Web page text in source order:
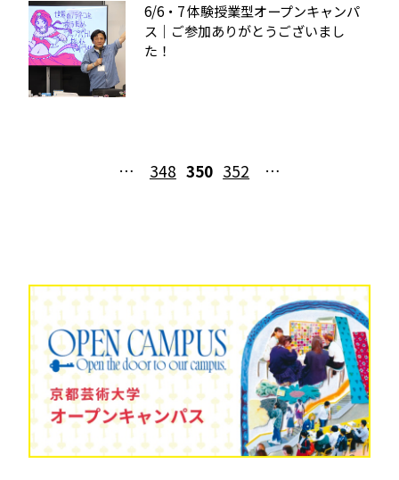
6/6・7 体験授業型オープンキャンパ
ス｜ご参加ありがとうございまし
た！
… 348 350 352 …